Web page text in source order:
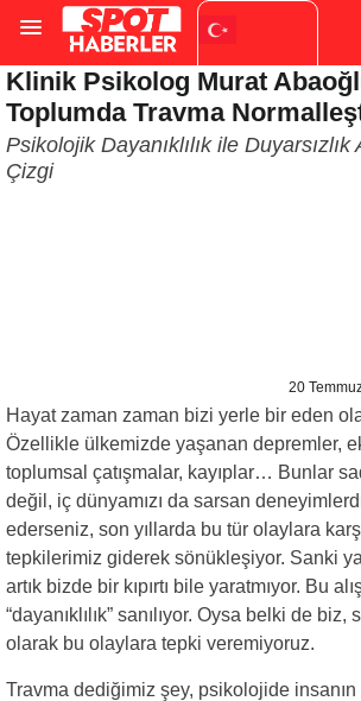
Turkish ▼
Klinik Psikolog Murat
Toplumda Travma
Psikolojik Dayanıklılık ile
Çizgi
20
Hayat zaman zaman bizi yerle bir eden
Özellikle ülkemizde yaşanan depremler,
toplumsal çatışmalar, kayıplar… Bunlar
değil, iç dünyamızı da sarsan
ederseniz, son yıllarda bu tür olaylara
tepkilerimiz giderek sönükleşiyor. Sanki
artık bizde bir kıpırtı bile yaratmıyor. Bu
“dayanıklılık” sanılıyor. Oysa belki de biz,
olarak bu olaylara tepki veremiyoruz.
Travma dediğimiz şey, psikolojide